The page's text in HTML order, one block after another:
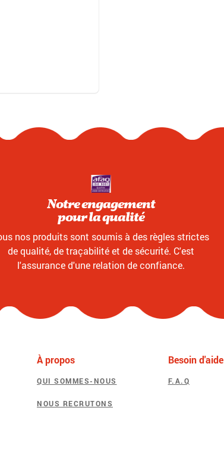
Notre engagement
pour la qualité
nos produits sont soumis à des règles strictes
de qualité, de traçabilité et de sécurité. C'est
l'assurance d'une relation de confiance.
À propos
QUI SOMMES-NOUS
NOUS RECRUTONS
Besoin d'aide
F.A.Q